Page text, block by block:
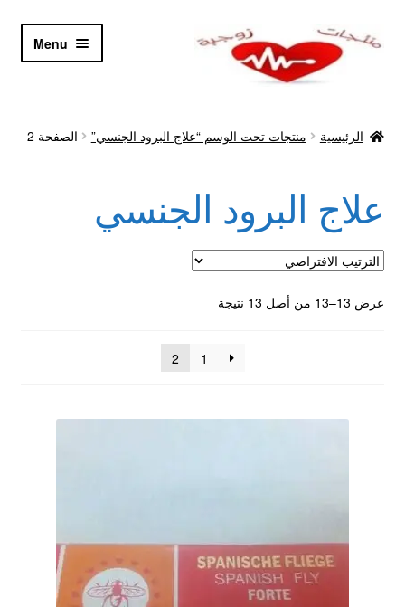
Skip
Skip
Menu
أدوية تكبير و تضخيم العضو
اتصل بنا
اتمام الطلب
المتجر
تاتوهات مثيره
الرئيسية منتجات تحت الوسم “علاج البرود الجنسي” الصفحة 2
علاج البرود الجنسي
عرض 13–13 من أصل 13 نتيجة
1
2